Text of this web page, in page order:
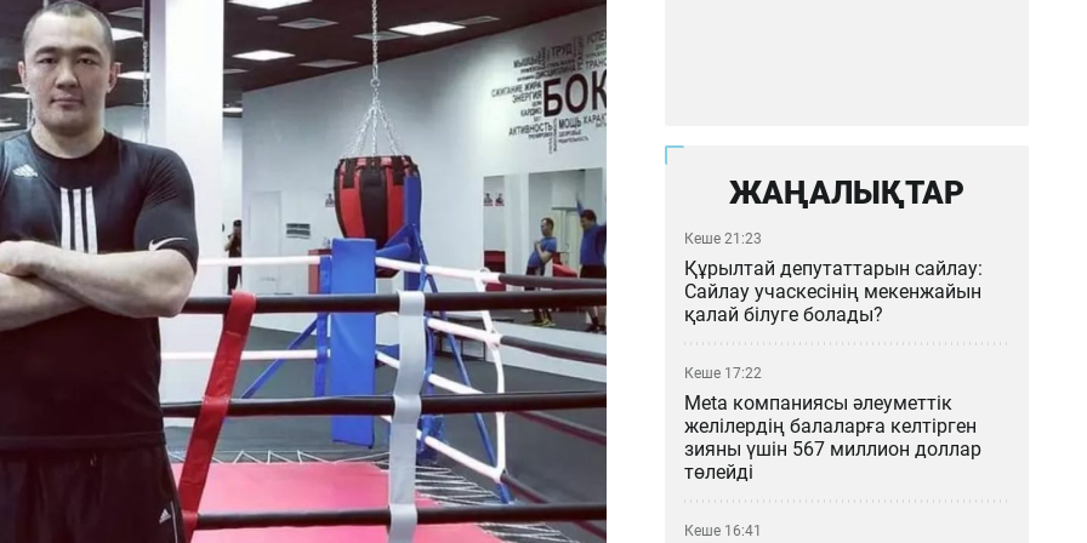
ЖАҢАЛЫҚТАР
Кеше 21:23
Құрылтай депутаттарын сайлау:
Сайлау учаскесінің мекенжайын
қалай білуге болады?
Кеше 17:22
Meta компаниясы әлеуметтік
желілердің балаларға келтірген
зияны үшін 567 миллион доллар
төлейді
Кеше 16:41